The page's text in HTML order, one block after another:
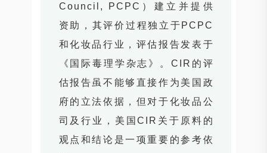
Council, PCPC）建立并提供
资助，其评价过程独立于PCPC
和化妆品行业，评估报告发表于
《国际毒理学杂志》。CIR的评
估报告虽不能够直接作为美国政
府的立法依据，但对于化妆品公
司及行业，美国CIR关于原料的
观点和结论是一项重要的参考依